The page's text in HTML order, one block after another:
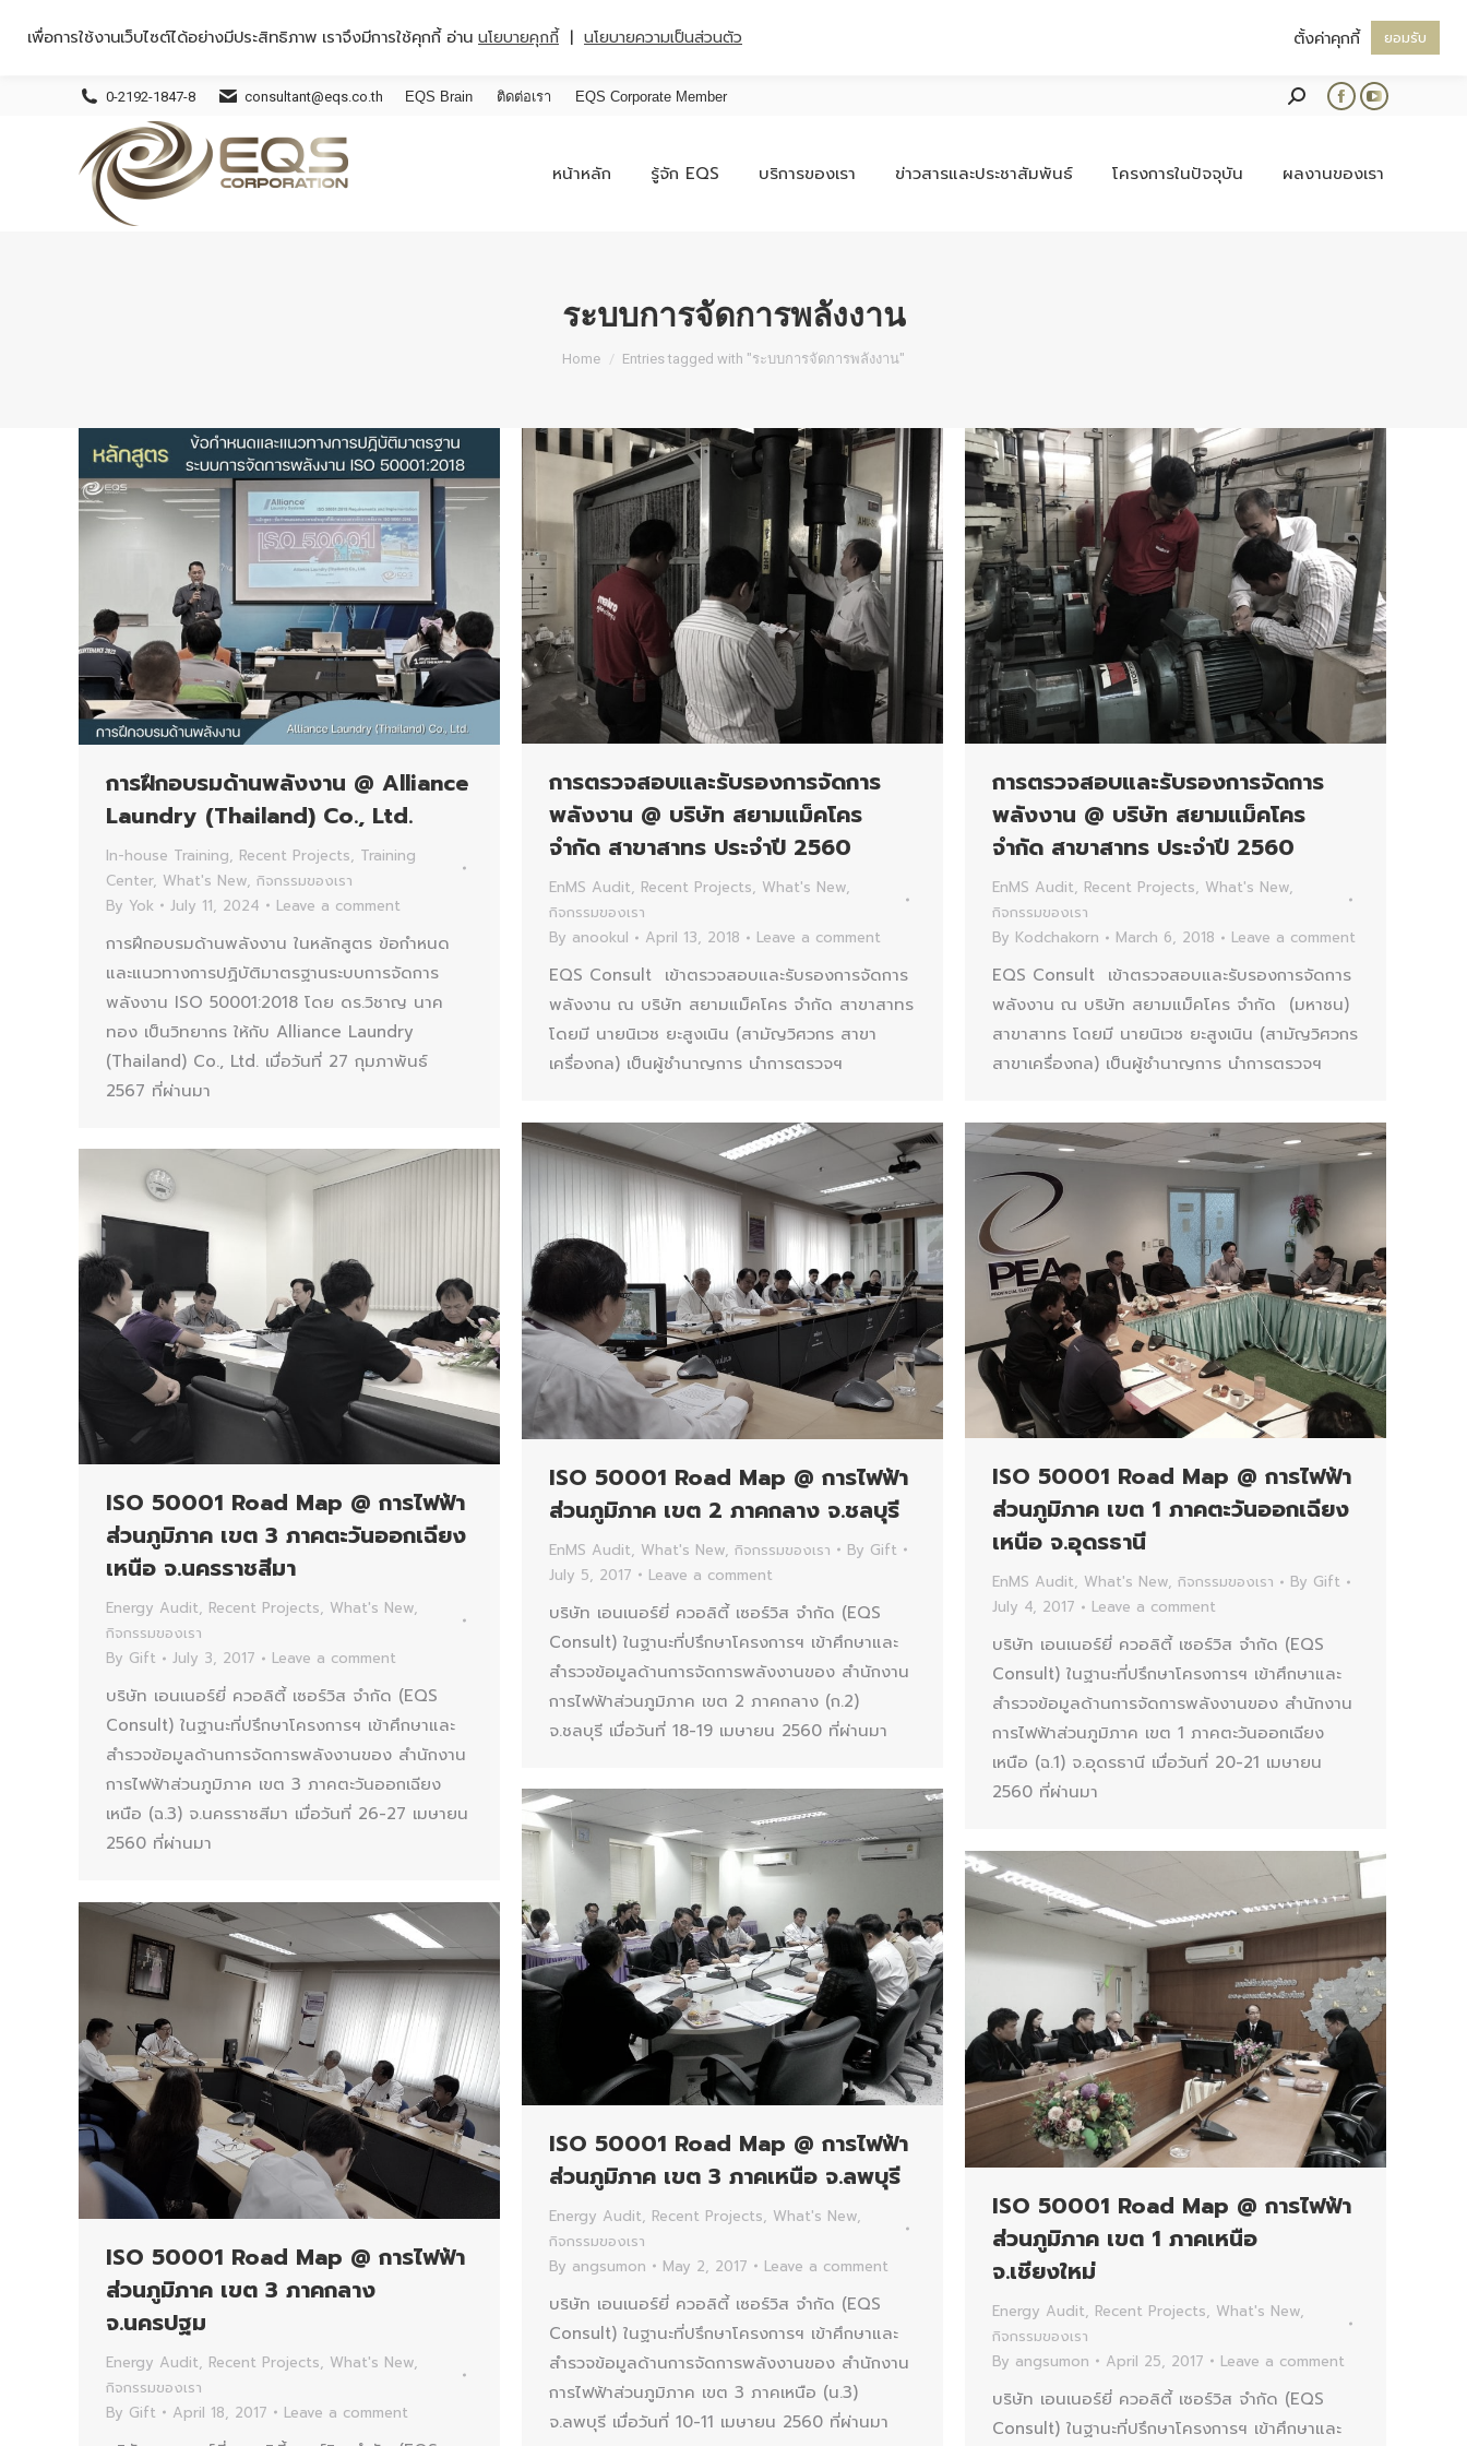
0-2192-1847-8 consultant@eqs.co.th EQS Brain ติดต่อเรา EQS Corporate Member Search:
Facebook
opens
YouTube
opens
หน้าหลัก รู้จัก EQS บริการของเรา ข่าวสารและประชาสัมพันธ์ โครงการในปัจจุบัน ผลงานของเรา
ระบบการจัดการพลังงาน
You are here:
Home Entries tagged with "ระบบการจัดการพลังงาน"
การฝึกอบรมด้านพลังงาน @ Alliance
Laundry (Thailand) Co., Ltd.
In-house Training, Recent Projects, Training
Center, What's New, กิจกรรมของเรา
By Yok July 11, 2024 Leave a comment
การฝึกอบรมด้านพลังงาน ในหลักสูตร ข้อกำหนด
และแนวทางการปฏิบัติมาตรฐานระบบการจัดการ
พลังงาน ISO 50001:2018 โดย ดร.วิชาญ นาค
ทอง เป็นวิทยากร ให้กับ Alliance Laundry
(Thailand) Co., Ltd. เมื่อวันที่ 27 กุมภาพันธ์
2567 ที่ผ่านมา
การตรวจสอบและรับรองการจัดการ
พลังงาน @ บริษัท สยามแม็คโคร
จำกัด สาขาสาทร ประจำปี 2560
EnMS Audit, Recent Projects, What's New,
กิจกรรมของเรา
By anookul April 13, 2018 Leave a comment
EQS Consult เข้าตรวจสอบและรับรองการจัดการ
พลังงาน ณ บริษัท สยามแม็คโคร จำกัด สาขาสาทร
โดยมี นายนิเวช ยะสูงเนิน (สามัญวิศวกร สาขา
เครื่องกล) เป็นผู้ชำนาญการ นำการตรวจฯ
การตรวจสอบและรับรองการจัดการ
พลังงาน @ บริษัท สยามแม็คโคร
จำกัด สาขาสาทร ประจำปี 2560
EnMS Audit, Recent Projects, What's New,
กิจกรรมของเรา
By Kodchakorn March 6, 2018 Leave a comment
EQS Consult เข้าตรวจสอบและรับรองการจัดการ
พลังงาน ณ บริษัท สยามแม็คโคร จำกัด (มหาชน)
สาขาสาทร โดยมี นายนิเวช ยะสูงเนิน (สามัญวิศวกร
สาขาเครื่องกล) เป็นผู้ชำนาญการ นำการตรวจฯ
ISO 50001 Road Map @ การไฟฟ้า
ส่วนภูมิภาค เขต 2 ภาคกลาง จ.ชลบุรี
EnMS Audit, What's New, กิจกรรมของเรา By Gift
July 5, 2017
Leave a comment
บริษัท เอนเนอร์ยี่ ควอลิตี้ เซอร์วิส จำกัด (EQS
Consult) ในฐานะที่ปรึกษาโครงการฯ เข้าศึกษาและ
สำรวจข้อมูลด้านการจัดการพลังงานของ สำนักงาน
การไฟฟ้าส่วนภูมิภาค เขต 2 ภาคกลาง (ก.2)
จ.ชลบุรี เมื่อวันที่ 18-19 เมษายน 2560 ที่ผ่านมา
ISO 50001 Road Map @ การไฟฟ้า
ส่วนภูมิภาค เขต 1 ภาคตะวันออกเฉียง
เหนือ จ.อุดรธานี
EnMS Audit, What's New, กิจกรรมของเรา By Gift
July 4, 2017
Leave a comment
บริษัท เอนเนอร์ยี่ ควอลิตี้ เซอร์วิส จำกัด (EQS
Consult) ในฐานะที่ปรึกษาโครงการฯ เข้าศึกษาและ
สำรวจข้อมูลด้านการจัดการพลังงานของ สำนักงาน
การไฟฟ้าส่วนภูมิภาค เขต 1 ภาคตะวันออกเฉียง
เหนือ (ฉ.1) จ.อุดรธานี เมื่อวันที่ 20-21 เมษายน
2560 ที่ผ่านมา
ISO 50001 Road Map @ การไฟฟ้า
ส่วนภูมิภาค เขต 3 ภาคตะวันออกเฉียง
เหนือ จ.นครราชสีมา
Energy Audit, Recent Projects, What's New,
กิจกรรมของเรา
By Gift July 3, 2017 Leave a comment
บริษัท เอนเนอร์ยี่ ควอลิตี้ เซอร์วิส จำกัด (EQS
Consult) ในฐานะที่ปรึกษาโครงการฯ เข้าศึกษาและ
สำรวจข้อมูลด้านการจัดการพลังงานของ สำนักงาน
การไฟฟ้าส่วนภูมิภาค เขต 3 ภาคตะวันออกเฉียง
เหนือ (ฉ.3) จ.นครราชสีมา เมื่อวันที่ 26-27 เมษายน
2560 ที่ผ่านมา
ISO 50001 Road Map @ การไฟฟ้า
ส่วนภูมิภาค เขต 3 ภาคเหนือ จ.ลพบุรี
Energy Audit, Recent Projects, What's New,
กิจกรรมของเรา
By angsumon May 2, 2017 Leave a comment
บริษัท เอนเนอร์ยี่ ควอลิตี้ เซอร์วิส จำกัด (EQS
Consult) ในฐานะที่ปรึกษาโครงการฯ เข้าศึกษาและ
สำรวจข้อมูลด้านการจัดการพลังงานของ สำนักงาน
การไฟฟ้าส่วนภูมิภาค เขต 3 ภาคเหนือ (น.3)
จ.ลพบุรี เมื่อวันที่ 10-11 เมษายน 2560 ที่ผ่านมา
ISO 50001 Road Map @ การไฟฟ้า
ส่วนภูมิภาค เขต 1 ภาคเหนือ
จ.เชียงใหม่
Energy Audit, Recent Projects, What's New,
กิจกรรมของเรา
By angsumon April 25, 2017 Leave a comment
บริษัท เอนเนอร์ยี่ ควอลิตี้ เซอร์วิส จำกัด (EQS
Consult) ในฐานะที่ปรึกษาโครงการฯ เข้าศึกษาและ
ISO 50001 Road Map @ การไฟฟ้า
ส่วนภูมิภาค เขต 3 ภาคกลาง
จ.นครปฐม
Energy Audit, Recent Projects, What's New,
กิจกรรมของเรา
By Gift April 18, 2017 Leave a comment
เพื่อการใช้งานเว็บไซต์ได้อย่างมีประสิทธิภาพ เราจึงมีการใช้คุกกี้ อ่าน นโยบายคุกกี้ | นโยบายความเป็นส่วนตัว ตั้งค่าคุกกี้ ยอมรับ